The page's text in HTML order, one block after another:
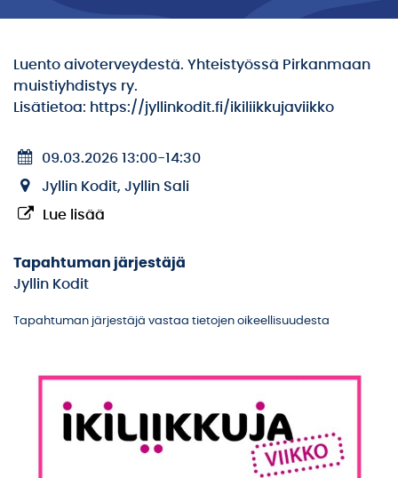
Luento aivoterveydestä. Yhteistyössä Pirkanmaan
muistiyhdistys ry.
Lisätietoa: https://jyllinkodit.fi/ikiliikkujaviikko
09.03.2026 13:00-14:30
Jyllin Kodit, Jyllin Sali
Lue lisää
Tapahtuman järjestäjä
Jyllin Kodit
Tapahtuman järjestäjä vastaa tietojen oikeellisuudesta